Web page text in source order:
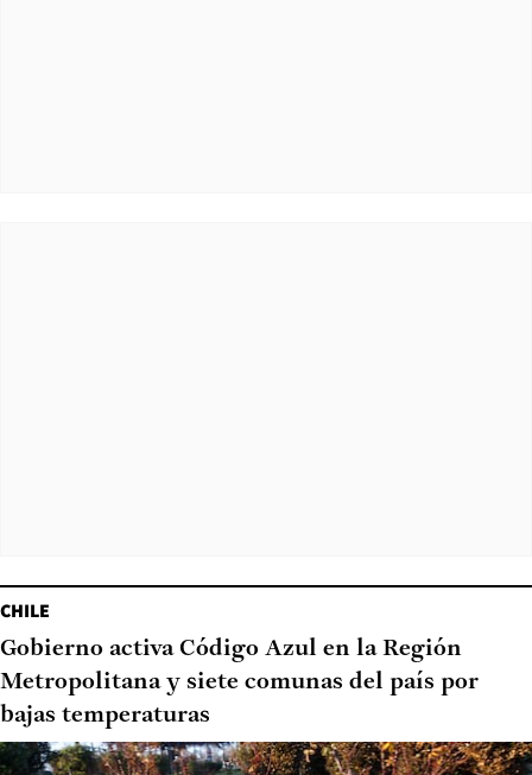
CHILE
Gobierno activa Código Azul en la Región
Metropolitana y siete comunas del país por
bajas temperaturas